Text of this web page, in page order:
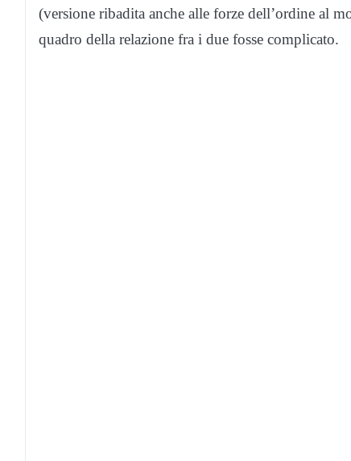
(versione ribadita anche alle forze dell’ordine al
quadro della relazione fra i due fosse complicato.